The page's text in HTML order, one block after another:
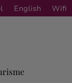
English Wifi